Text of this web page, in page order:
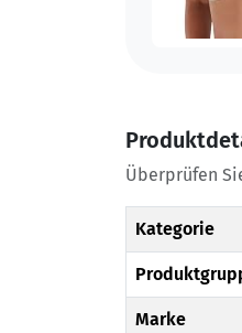
Überprüfen
Kategorie
Marke